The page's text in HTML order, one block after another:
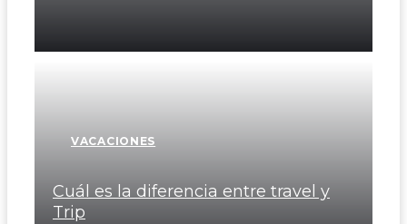
VACACIONES
Cuál es la diferencia entre travel y
Trip